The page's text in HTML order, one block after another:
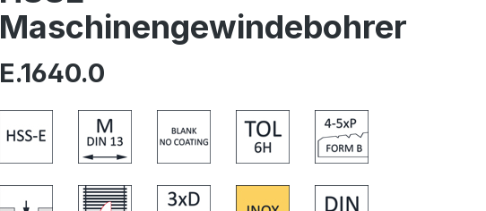
Maschinengewindebohrer
E.1640.0